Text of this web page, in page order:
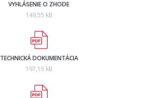
VYHLÁSENIE O ZHODE
149,55 kB
TECHNICKÁ DOKUMENTÁCIA
197,15 kB